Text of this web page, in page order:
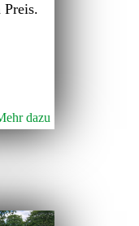
dazu